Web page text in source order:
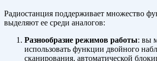
Радиостанция поддерживает множество
выделяют ее среди аналогов:
Разнообразие режимов работы: вы
использовать функции двойного
сканирования, автоматической